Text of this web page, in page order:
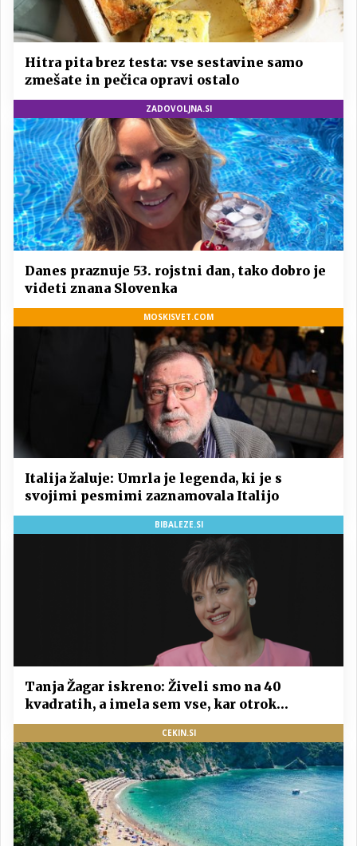
Hitra pita brez testa: vse sestavine samo
zmešate in pečica opravi ostalo
ZADOVOLJNA.SI
Danes praznuje 53. rojstni dan, tako dobro je
videti znana Slovenka
MOSKISVET.COM
Italija žaluje: Umrla je legenda, ki je s
svojimi pesmimi zaznamovala Italijo
BIBALEZE.SI
Tanja Žagar iskreno: Živeli smo na 40
kvadratih, a imela sem vse, kar otrok
potrebuje
CEKIN.SI